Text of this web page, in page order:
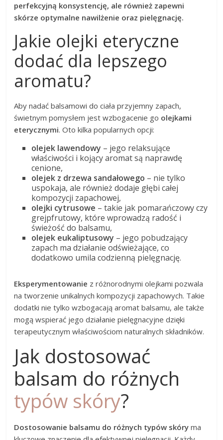
perfekcyjną konsystencję, ale również zapewni
skórze optymalne nawilżenie oraz pielęgnację.
Jakie olejki eteryczne
dodać dla lepszego
aromatu?
Aby nadać balsamowi do ciała przyjemny zapach,
świetnym pomysłem jest wzbogacenie go olejkami
eterycznymi. Oto kilka popularnych opcji:
olejek lawendowy – jego relaksujące
właściwości i kojący aromat są naprawdę
cenione,
olejek z drzewa sandałowego – nie tylko
uspokaja, ale również dodaje głębi całej
kompozycji zapachowej,
olejki cytrusowe – takie jak pomarańczowy czy
grejpfrutowy, które wprowadzą radość i
świeżość do balsamu,
olejek eukaliptusowy – jego pobudzający
zapach ma działanie odświeżające, co
dodatkowo umila codzienną pielęgnację.
Eksperymentowanie z różnorodnymi olejkami pozwala
na tworzenie unikalnych kompozycji zapachowych. Takie
dodatki nie tylko wzbogacają aromat balsamu, ale także
mogą wspierać jego działanie pielęgnacyjne dzięki
terapeutycznym właściwościom naturalnych składników.
Jak dostosować
balsam do różnych
typów skóry?
Dostosowanie balsamu do różnych typów skóry ma